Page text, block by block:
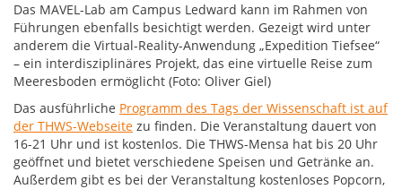
Das MAVEL-Lab am Campus Ledward kann im Rahmen von
Führungen ebenfalls besichtigt werden. Gezeigt wird unter
anderem die Virtual-Reality-Anwendung „Expedition Tiefsee“
– ein interdisziplinäres Projekt, das eine virtuelle Reise zum
Meeresboden ermöglicht (Foto: Oliver Giel)
Das ausführliche Programm des Tags der Wissenschaft ist auf
der THWS-Webseite zu finden. Die Veranstaltung dauert von
16-21 Uhr und ist kostenlos. Die THWS-Mensa hat bis 20 Uhr
geöffnet und bietet verschiedene Speisen und Getränke an.
Außerdem gibt es bei der Veranstaltung kostenloses Popcorn,